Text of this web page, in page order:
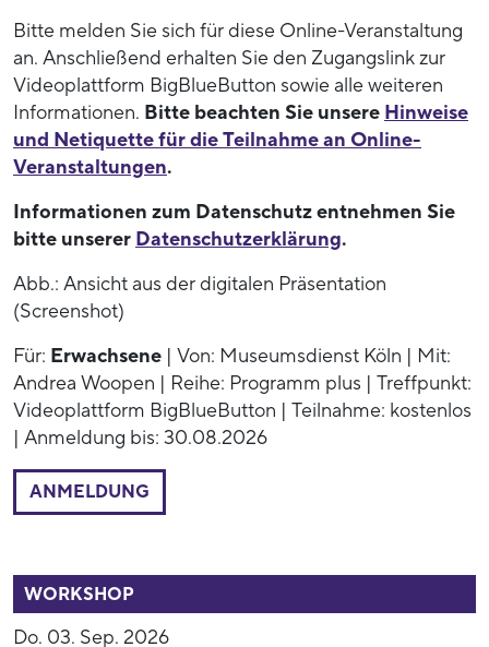
Bitte melden Sie sich für diese Online-Veranstaltung
an. Anschließend erhalten Sie den Zugangslink zur
Videoplattform BigBlueButton sowie alle weiteren
Informationen. Bitte beachten Sie unsere Hinweise
und Netiquette für die Teilnahme an Online-
Veranstaltungen.
Informationen zum Datenschutz entnehmen Sie
bitte unserer Datenschutzerklärung.
Abb.: Ansicht aus der digitalen Präsentation
(Screenshot)
Für: Erwachsene | Von: Museumsdienst Köln | Mit:
Andrea Woopen | Reihe: Programm plus | Treffpunkt:
Videoplattform BigBlueButton | Teilnahme: kostenlos
| Anmeldung bis: 30.08.2026
ANMELDUNG
WORKSHOP
Do. 03. Sep. 2026